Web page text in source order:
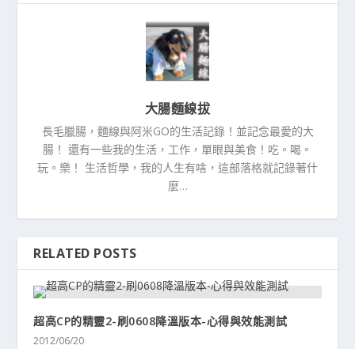
大腸麵線拔
長毛臘腸，麵線與阿米GO的生活記錄！並記念最愛的大
腸！ 還有一些我的生活，工作，單眼與美食！吃。喝。
玩。樂！ 生活哲學，我的人生有啥，這部落格就記錄著什
麼…
RELATED POSTS
超高CP的精靈2-刷0608降溫版本-心得與效能測試
2012/06/20